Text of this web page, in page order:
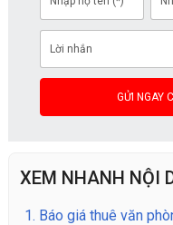
XEM NHANH NỘI
1. Báo giá thuê văn